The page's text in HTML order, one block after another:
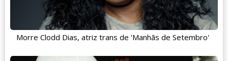
Morre Clodd Dias, atriz trans de 'Manhãs de Setembro'